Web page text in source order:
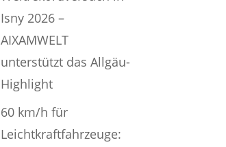
Isny 2026 –
AIXAMWELT
unterstützt das Allgäu-
Highlight
60 km/h für
Leichtkraftfahrzeuge: